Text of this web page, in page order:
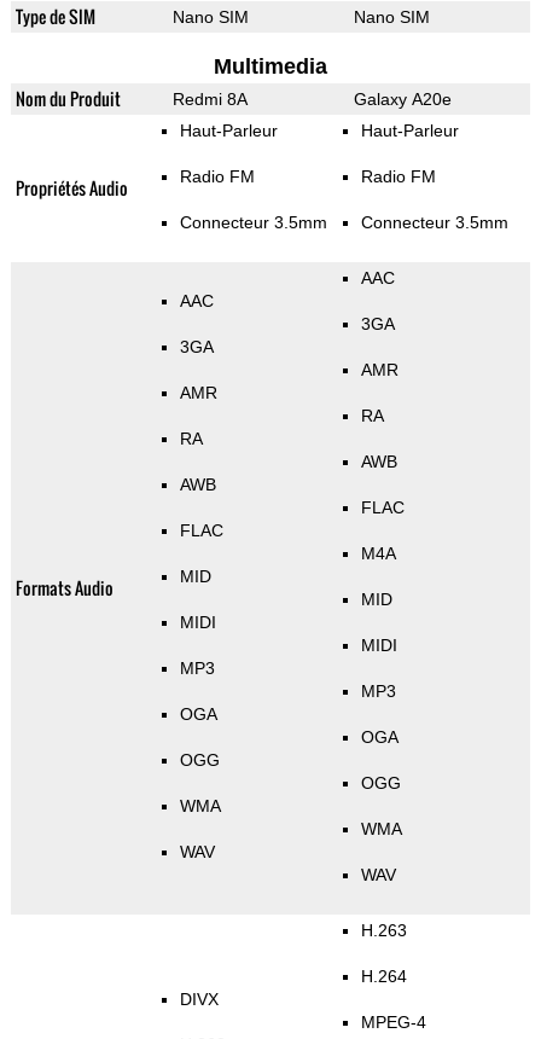
Type de SIM Nano SIM Nano SIM
Multimedia
Nom du Produit Redmi 8A Galaxy A20e
Propriétés Audio
Haut-Parleur
Radio FM
Connecteur 3.5mm
Haut-Parleur
Radio FM
Connecteur 3.5mm
Formats Audio
AAC
3GA
AMR
RA
AWB
FLAC
MID
MIDI
MP3
OGA
OGG
WMA
WAV
AAC
3GA
AMR
RA
AWB
FLAC
M4A
MID
MIDI
MP3
OGA
OGG
WMA
WAV
DIVX
H.263
H.264
MPEG-4